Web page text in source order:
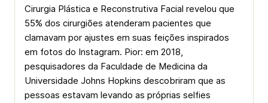
Cirurgia Plástica e Reconstrutiva Facial revelou que
55% dos cirurgiões atenderam pacientes que
clamavam por ajustes em suas feições inspirados
em fotos do Instagram. Pior: em 2018,
pesquisadores da Faculdade de Medicina da
Universidade Johns Hopkins descobriram que as
pessoas estavam levando as próprias selfies